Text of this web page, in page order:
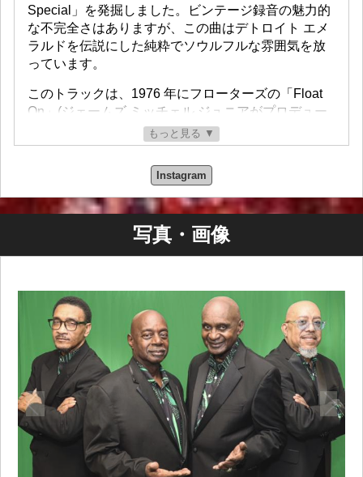
Special」を発掘しました。ビンテージ録音の魅力的
な不完全さはありますが、この曲はデトロイト エメ
ラルドを伝説にした純粋でソウルフルな雰囲気を放
っています。
このトラックは、1976 年にフローターズの「Float
On」(ジェームズ ミッチェル ジュニアがプロデュー
スおよび作曲) と同じセッションで録音され、まさに
宝物です。お見逃しなく!
限定版: 最初の 500 部には次の特典があります:
 180g グリーン透明ビニール
 限定 QR コード"
もっと見る ▼
Instagram
写真・画像